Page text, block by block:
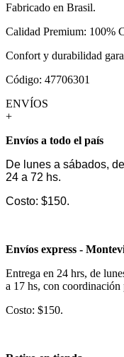
Fabricado en Brasil.
Calidad Premium: 100%
Confort y durabilidad
Código: 47706301
ENVÍOS
+
Envíos a todo el país
De lunes a sábados,
24 a 72 hs.
Costo: $150.
Envíos express -
Entrega en 24 hrs, de
a 17 hs, con coordinación
Costo: $150.